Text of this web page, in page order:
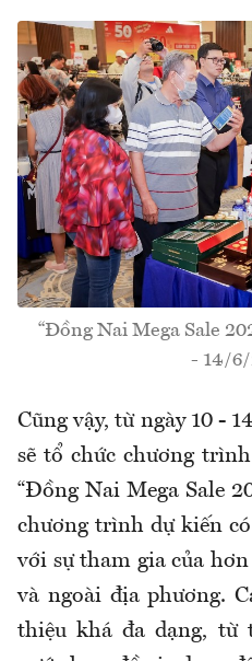
“Đồng Nai Mega Sale
- 14/6/
Cũng vậy, từ ngày 10 -
sẽ tổ chức chương
“Đồng Nai Mega Sale
chương trình dự kiến
với sự tham gia của
và ngoài địa phương.
thiệu khá đa dạng, từ